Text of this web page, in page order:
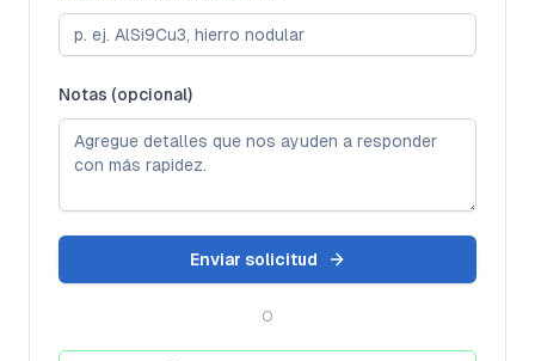
Notas (opcional)
Enviar solicitud
O